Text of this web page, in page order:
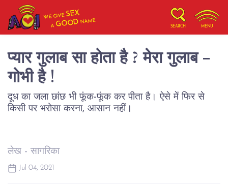
WE GIVESEX
AGOOD NAME
SEARCH MENU
प्यार गुलाब सा होता है ? मेरा गुलाब -
गोभी है !
दूध का जला छांछ भी फूंक-फूंक कर पीता है। ऐसे में फिर से
किसी पर भरोसा करना, आसान नहीं।
लेख - सागरिका
Jul 04, 2021